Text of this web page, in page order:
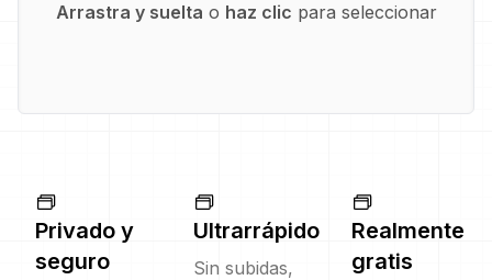
Arrastra y suelta o haz clic para seleccionar
Privado y
seguro
Ultrarrápido
Sin subidas,
Realmente
gratis